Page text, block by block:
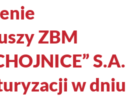
ZBM
S.A.
w dniu